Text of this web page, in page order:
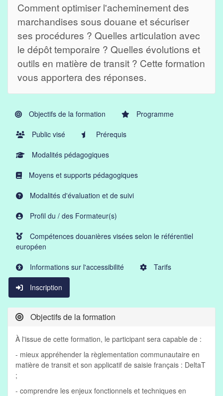
Comment optimiser l'acheminement des
marchandises sous douane et sécuriser
ses procédures ? Quelles articulation avec
le dépôt temporaire ? Quelles évolutions et
outils en matière de transit ? Cette formation
vous apportera des réponses.
Objectifs de la formation Programme
Public visé Prérequis
Modalités pédagogiques
Moyens et supports pédagogiques
Modalités d'évaluation et de suivi
Profil du / des Formateur(s)
Compétences douanières visées selon le référentiel
européen
Informations sur l'accessibilité Tarifs
Inscription
Objectifs de la formation
À l'issue de cette formation, le participant sera capable de :
- mieux appréhender la règlementation communautaire en
matière de transit et son applicatif de saisie français : DeltaT
;
- comprendre les enjeux fonctionnels et techniques en